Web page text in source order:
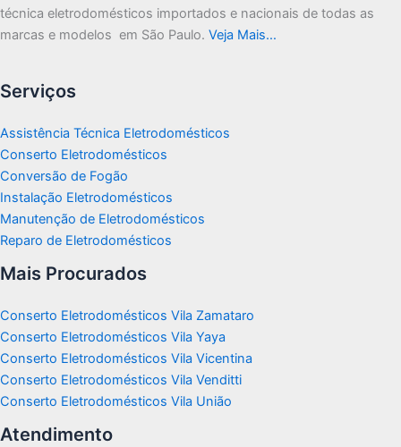
técnica eletrodomésticos importados e nacionais de todas as
marcas e modelos em São Paulo. Veja Mais…
Serviços
Assistência Técnica Eletrodomésticos
Conserto Eletrodomésticos
Conversão de Fogão
Instalação Eletrodomésticos
Manutenção de Eletrodomésticos
Reparo de Eletrodomésticos
Mais Procurados
Conserto Eletrodomésticos Vila Zamataro
Conserto Eletrodomésticos Vila Yaya
Conserto Eletrodomésticos Vila Vicentina
Conserto Eletrodomésticos Vila Venditti
Conserto Eletrodomésticos Vila União
Atendimento